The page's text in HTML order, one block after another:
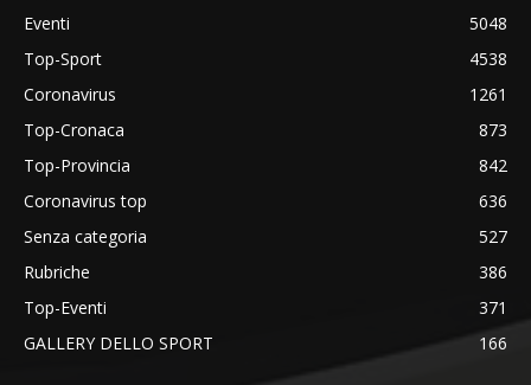
Eventi
5048
Top-Sport
4538
Coronavirus
1261
Top-Cronaca
873
Top-Provincia
842
Coronavirus top
636
Senza categoria
527
Rubriche
386
Top-Eventi
371
GALLERY DELLO SPORT
166